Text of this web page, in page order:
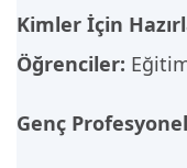
Kimler İçin
Öğrenciler:
Genç